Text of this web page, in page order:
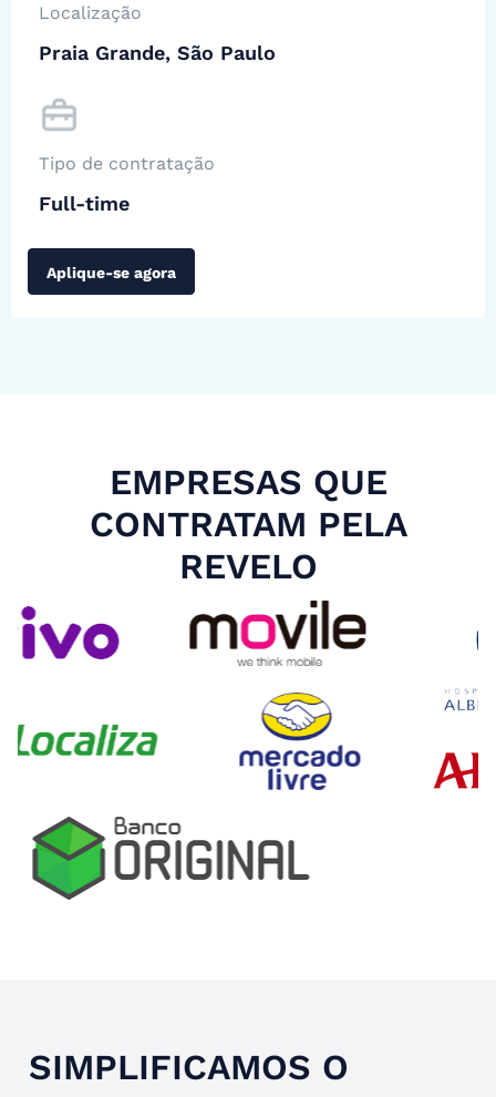
Localização
Praia Grande, São Paulo
Tipo de contratação
Full-time
Aplique-se agora
EMPRESAS QUE
CONTRATAM PELA
REVELO
SIMPLIFICAMOS O